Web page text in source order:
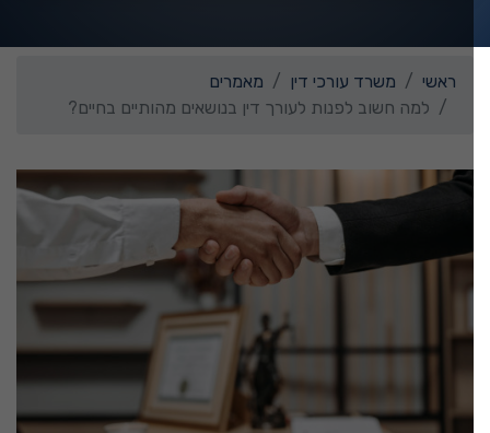
ראשי משרד עורכי דין
מאמרים
למה חשוב לפנות לעורך דין בנושאים מהותיים בחיים?